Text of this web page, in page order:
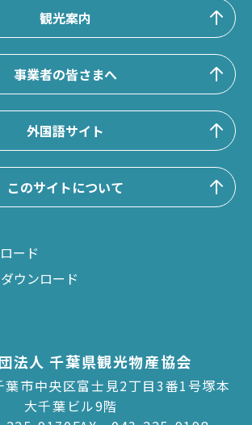
観光案内
事業者の皆さまへ
外国語サイト
このサイトについて
ード
ウンロード
法人 千葉県観光物産協会
市中央区富士見2丁目3番1号塚本
大千葉ビル9階